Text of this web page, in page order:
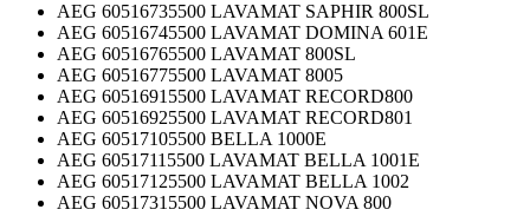
AEG 60516735500 LAVAMAT SAPHIR 800SL
AEG 60516745500 LAVAMAT DOMINA 601E
AEG 60516765500 LAVAMAT 800SL
AEG 60516775500 LAVAMAT 8005
AEG 60516915500 LAVAMAT RECORD800
AEG 60516925500 LAVAMAT RECORD801
AEG 60517105500 BELLA 1000E
AEG 60517115500 LAVAMAT BELLA 1001E
AEG 60517125500 LAVAMAT BELLA 1002
AEG 60517315500 LAVAMAT NOVA 800